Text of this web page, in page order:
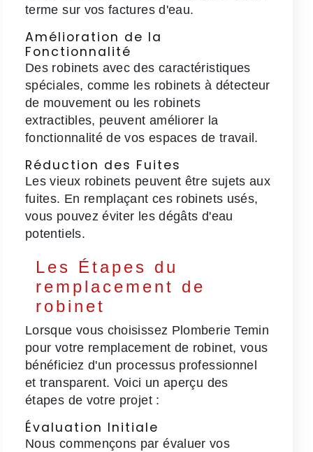
terme sur vos factures d'eau.
Amélioration de la
Fonctionnalité
Des robinets avec des caractéristiques
spéciales, comme les robinets à détecteur
de mouvement ou les robinets
extractibles, peuvent améliorer la
fonctionnalité de vos espaces de travail.
Réduction des Fuites
Les vieux robinets peuvent être sujets aux
fuites. En remplaçant ces robinets usés,
vous pouvez éviter les dégâts d'eau
potentiels.
Les Étapes du
remplacement de
robinet
Lorsque vous choisissez Plomberie Temin
pour votre remplacement de robinet, vous
bénéficiez d'un processus professionnel
et transparent. Voici un aperçu des
étapes de votre projet :
Évaluation Initiale
Nous commençons par évaluer vos